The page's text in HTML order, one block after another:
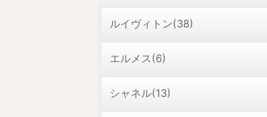
ルイヴィトン(38)
エルメス(6)
シャネル(13)